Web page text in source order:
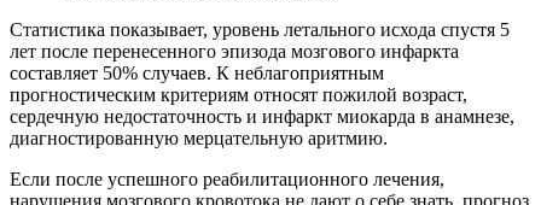
Статистика показывает, уровень летального исхода спустя 5
лет после перенесенного эпизода мозгового инфаркта
составляет 50% случаев. К неблагоприятным
прогностическим критериям относят пожилой возраст,
сердечную недостаточность и инфаркт миокарда в анамнезе,
диагностированную мерцательную аритмию.
Если после успешного реабилитационного лечения,
нарушения мозгового кровотока не дают о себе знать, прогноз